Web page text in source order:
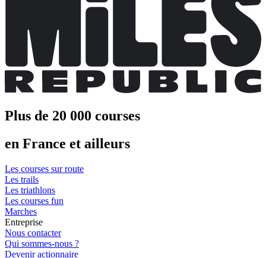
Plus de 20 000 courses
en France et ailleurs
Les courses sur route
Les trails
Les triathlons
Les courses fun
Marches
Entreprise
Nous contacter
Qui sommes-nous ?
Devenir actionnaire